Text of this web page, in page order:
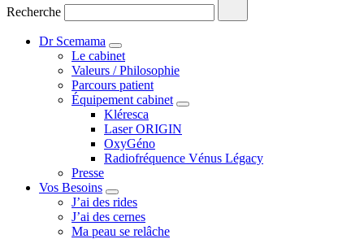
Recherche
Dr Scemama
Le cabinet
Valeurs / Philosophie
Parcours patient
Équipement cabinet
Kléresca
Laser ORIGIN
OxyGéno
Radiofréquence Vénus Légacy
Presse
Vos Besoins
J’ai des rides
J’ai des cernes
Ma peau se relâche